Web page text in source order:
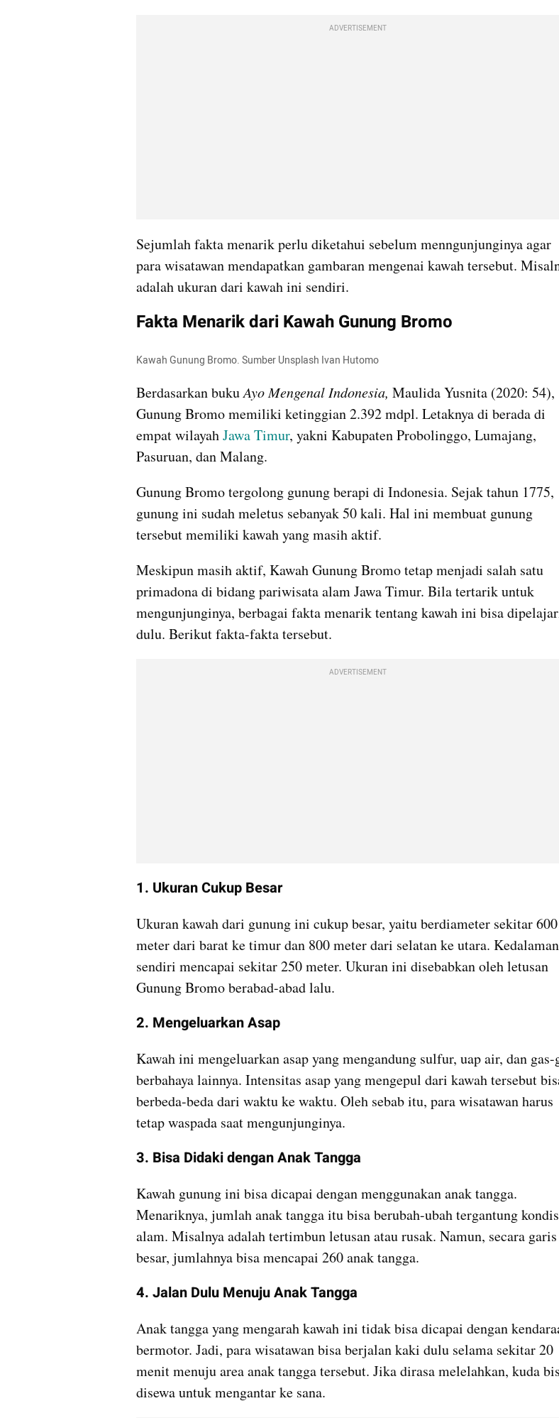
ADVERTISEMENT
Sejumlah fakta menarik perlu diketahui sebelum menngunjunginya agar
para wisatawan mendapatkan gambaran mengenai kawah tersebut.
adalah ukuran dari kawah ini sendiri.
Fakta Menarik dari Kawah Gunung Bromo
Kawah Gunung Bromo. Sumber Unsplash Ivan Hutomo
Berdasarkan buku Ayo Mengenal Indonesia, Maulida Yusnita (2020: 54),
Gunung Bromo memiliki ketinggian 2.392 mdpl. Letaknya di berada di
empat wilayah Jawa Timur, yakni Kabupaten Probolinggo, Lumajang,
Pasuruan, dan Malang.
Gunung Bromo tergolong gunung berapi di Indonesia. Sejak tahun 1775,
gunung ini sudah meletus sebanyak 50 kali. Hal ini membuat gunung
tersebut memiliki kawah yang masih aktif.
Meskipun masih aktif, Kawah Gunung Bromo tetap menjadi salah satu
primadona di bidang pariwisata alam Jawa Timur. Bila tertarik untuk
mengunjunginya, berbagai fakta menarik tentang kawah ini bisa
dulu. Berikut fakta-fakta tersebut.
ADVERTISEMENT
1. Ukuran Cukup Besar
Ukuran kawah dari gunung ini cukup besar, yaitu berdiameter sekitar 600
meter dari barat ke timur dan 800 meter dari selatan ke utara.
sendiri mencapai sekitar 250 meter. Ukuran ini disebabkan oleh letusan
Gunung Bromo berabad-abad lalu.
2. Mengeluarkan Asap
Kawah ini mengeluarkan asap yang mengandung sulfur, uap air, dan gas-
berbahaya lainnya. Intensitas asap yang mengepul dari kawah tersebut
berbeda-beda dari waktu ke waktu. Oleh sebab itu, para wisatawan harus
tetap waspada saat mengunjunginya.
3. Bisa Didaki dengan Anak Tangga
Kawah gunung ini bisa dicapai dengan menggunakan anak tangga.
Menariknya, jumlah anak tangga itu bisa berubah-ubah tergantung
alam. Misalnya adalah tertimbun letusan atau rusak. Namun, secara garis
besar, jumlahnya bisa mencapai 260 anak tangga.
4. Jalan Dulu Menuju Anak Tangga
Anak tangga yang mengarah kawah ini tidak bisa dicapai dengan
bermotor. Jadi, para wisatawan bisa berjalan kaki dulu selama sekitar 20
menit menuju area anak tangga tersebut. Jika dirasa melelahkan, kuda
disewa untuk mengantar ke sana.